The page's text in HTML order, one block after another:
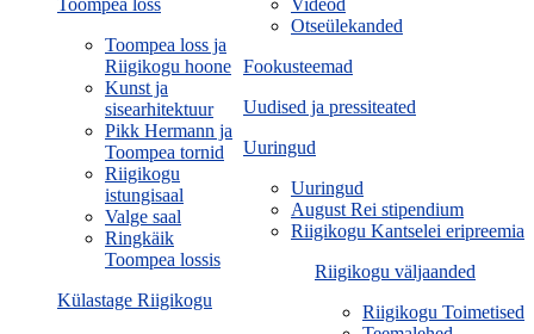
Videod
Otseülekanded
Fookusteemad
Uudised ja pressiteated
Uuringud
Uuringud
August Rei stipendium
Riigikogu Kantselei eripreemia
Riigikogu väljaanded
Riigikogu Toimetised
Toompea loss
Toompea loss ja
Riigikogu hoone
Kunst ja
sisearhitektuur
Pikk Hermann ja
Toompea tornid
Riigikogu
istungisaal
Valge saal
Ringkäik
Toompea lossis
Külastage Riigikogu